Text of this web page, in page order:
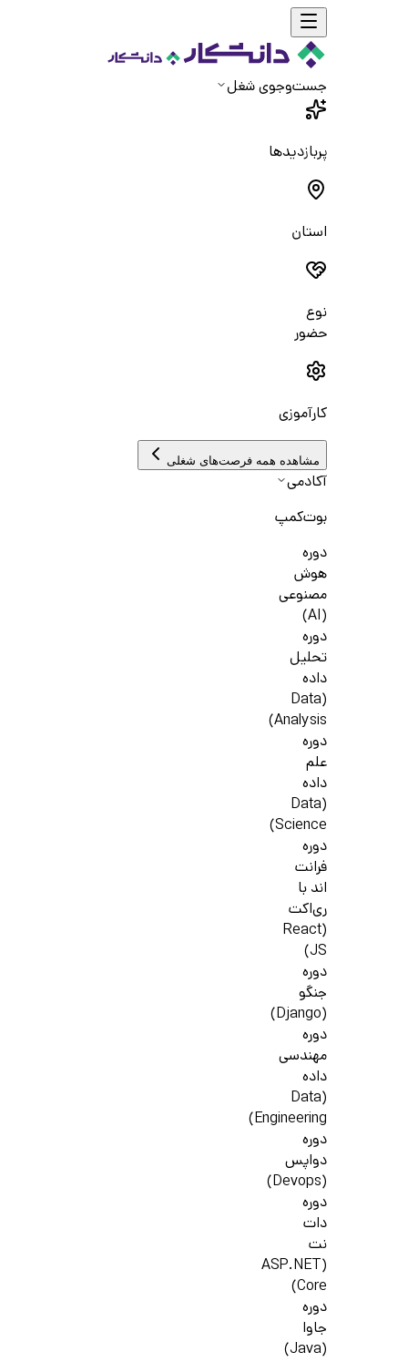
جست‌و‌جوی شغل
پربازدیدها
استان
نوع
حضور
کارآموزی
مشاهده همه فرصت‌های شغلی
آکادمی
بوت‌کمپ
دوره
هوش
مصنوعی
(AI)
دوره
تحلیل
داده
(Data
Analysis)
دوره
علم
داده
(Data
Science)
دوره
فرانت
اند با
ری‌اکت
(React
JS)
دوره
جنگو
(Django)
دوره
مهندسی
داده
(Data
Engineering)
دوره
دواپس
(Devops)
دوره
دات
نت
(ASP.NET
Core)
دوره
جاوا
(Java)